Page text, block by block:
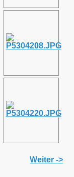
Weiter ->